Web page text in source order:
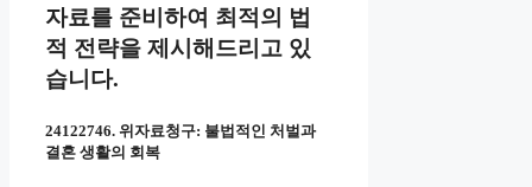
자료를 준비하여 최적의 법
적 전략을 제시해드리고 있
습니다.
24122746. 위자료청구: 불법적인 처벌과
결혼 생활의 회복